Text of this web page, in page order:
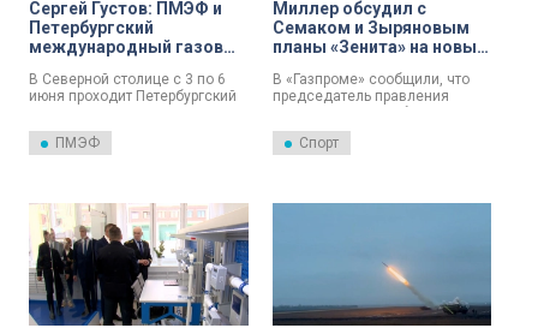
Сергей Густов: ПМЭФ и
Петербургский
международный газовый
события в жизни города
В Северной столице с 3 по 6
июня проходит Петербургский
экономический форум. Это
событие имеет высокое
«Экспофоруме» работает
студия телеканала «Санкт-
Петербург», гостями которой
становятся видные
представители
общественности.
ПМЭФ
Миллер обсудил с
Семаком и Зыряновым
планы «Зенита» на новый
В «Газпроме» сообщили, что
председатель правления
Алексей Миллер обсудил с
Сергеем Семаком и
Константином Зыряновым
Спорт